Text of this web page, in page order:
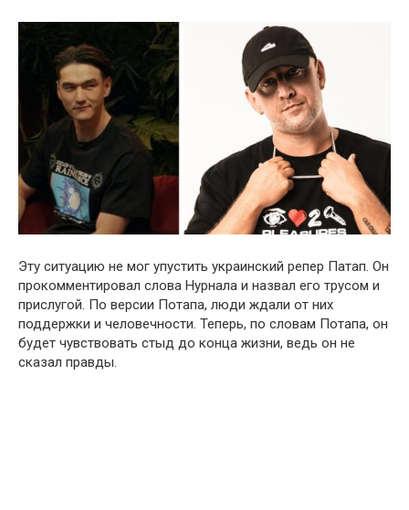
Эту ситуацию не мог упустить украинский репер Патап. Он
прокомментировал слова Нурнала и назвал его трусом и
прислугой. По версии Потапа, люди ждали от них
поддержки и человечности. Теперь, по словам Потапа, он
будет чувствовать стыд до конца жизни, ведь он не
сказал правды.